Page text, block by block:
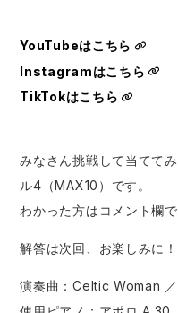
YouTubeはこちら
Instagramはこちら
TikTokはこちら
みなさん挑戦して当てて
ル4（MAX10）です。
わかった方はコメント欄
解答は次回、お楽しみに！
演奏曲：Celtic Woman